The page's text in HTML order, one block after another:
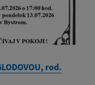
rod.